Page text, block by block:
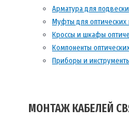
Арматура для
Муфты для оптических
Кроссы и шкафы
Компоненты
Приборы и
МОНТАЖ КАБЕЛЕЙ